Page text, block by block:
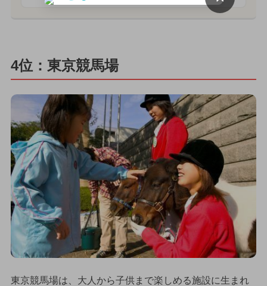
4位：東京競馬場
東京競馬場は、大人から子供まで楽しめる施設に生まれ